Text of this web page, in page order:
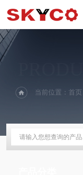
当前位置： 首页